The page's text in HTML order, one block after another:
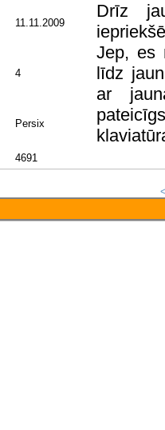
11.11.2009
Drīz
Jep, es
līdz
ar
4
Persix
4691